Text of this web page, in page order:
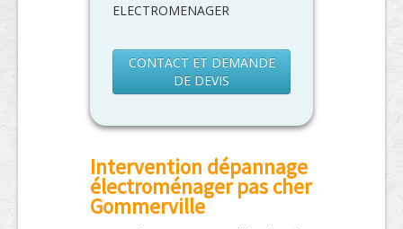
ELECTROMENAGER
CONTACT ET DEMANDE
DE DEVIS
Intervention dépannage
électroménager pas cher
Gommerville